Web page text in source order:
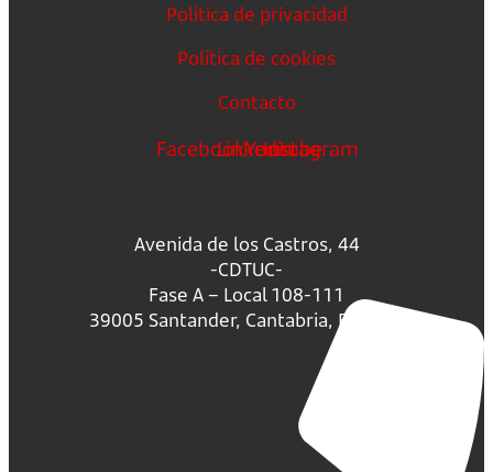
Política de privacidad
Política de cookies
Contacto
FacebookLinkedin
Youtube
Instagram
Avenida de los Castros, 44
-CDTUC-
Fase A – Local 108-111
39005 Santander, Cantabria, España.